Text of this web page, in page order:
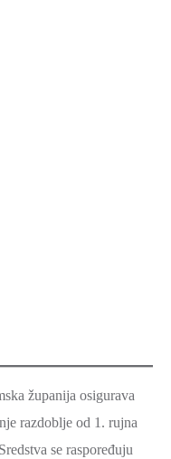
županija osigurava
razdoblje od 1. rujna
se raspoređuju